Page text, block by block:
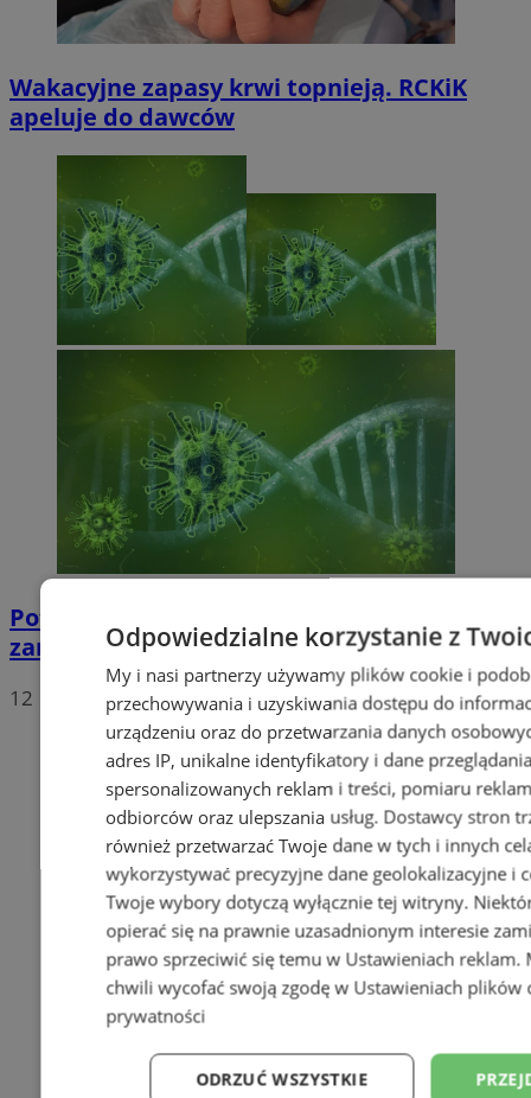
Wakacyjne zapasy krwi topnieją. RCKiK
apeluje do dawców
Potwierdzono pierwszy przypadek
zarażenia koronawirusem w Sosnowcu
12
Odpowiedzialne korzystanie z
My i nasi partnerzy używamy plików cookie i
przechowywania i uzyskiwania dostępu do
urządzeniu oraz do przetwarzania danych
adres IP, unikalne identyfikatory i dane
spersonalizowanych reklam i treści, pomiaru
odbiorców oraz ulepszania usług. Dostawcy stron
również przetwarzać Twoje dane w tych i innych
wykorzystywać precyzyjne dane geolokalizacyjne i
Twoje wybory dotyczą wyłącznie tej witryny.
opierać się na prawnie uzasadnionym interesie
prawo sprzeciwić się temu w Ustawieniach reklam.
chwili wycofać swoją zgodę w Ustawieniach plików
prywatności
ODRZUĆ WSZYSTKIE